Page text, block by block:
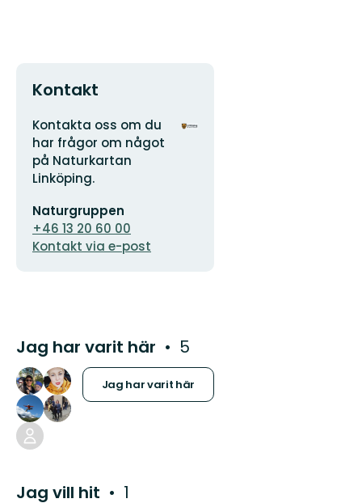
Kontakt
Adress
Kontakta oss om du
har frågor om något
på Naturkartan
Linköping.
postadress
Naturgruppen
+46 13 20 60 00
Kontakt via e-post
Organisationens
Jag har varit här 5
Jag har varit här
Jag vill hit 1